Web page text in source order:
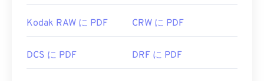
Kodak RAW に PDF CRW に PDF
DCS に PDF DRF に PDF